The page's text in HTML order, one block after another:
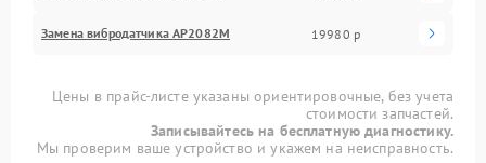
Замена вибродатчика АР2082М 19980 р
Цены в прайс-листе указаны ориентировочные, без учета
стоимости запчастей.
Записывайтесь на бесплатную диагностику.
Мы проверим ваше устройство и укажем на неисправность.